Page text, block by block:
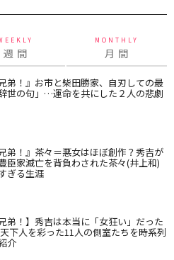
週 間
MONTHLY
月 間
兄弟！』お市と柴田勝家、自刃しての最
世の句」…運命を共にした２人の悲劇
兄弟！』茶々＝悪女はほぼ創作？秀吉が
臣家滅亡を背負わされた茶々(井上和)
ぎる生涯
弟！】秀吉は本当に「女狂い」だった
下人を彩った11人の側室たちを時系列
介